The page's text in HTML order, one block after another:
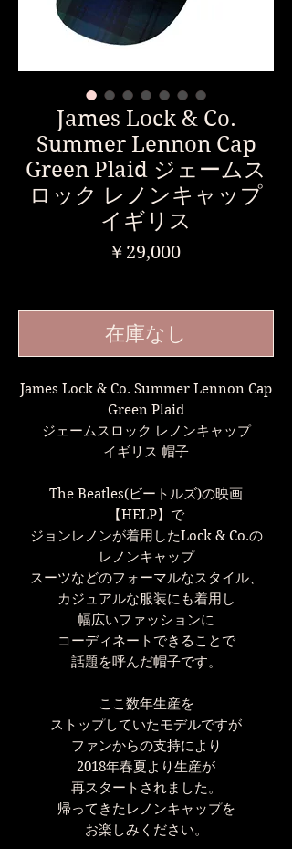
James Lock & Co.
Summer Lennon Cap
Green Plaid ジェームス
ロック レノンキャップ
イギリス
￥29,000価
在庫なし
James Lock & Co. Summer Lennon Cap
Green Plaid
ジェームスロック レノンキャップ
イギリス 帽子
The Beatles(ビートルズ)の映画
【HELP】で
ジョンレノンが着用したLock & Co.の
レノンキャップ
スーツなどのフォーマルなスタイル、
カジュアルな服装にも着用し
幅広いファッションに
コーディネートできることで
話題を呼んだ帽子です。
ここ数年生産を
ストップしていたモデルですが
ファンからの支持により
2018年春夏より生産が
再スタートされました。
帰ってきたレノンキャップを
お楽しみください。